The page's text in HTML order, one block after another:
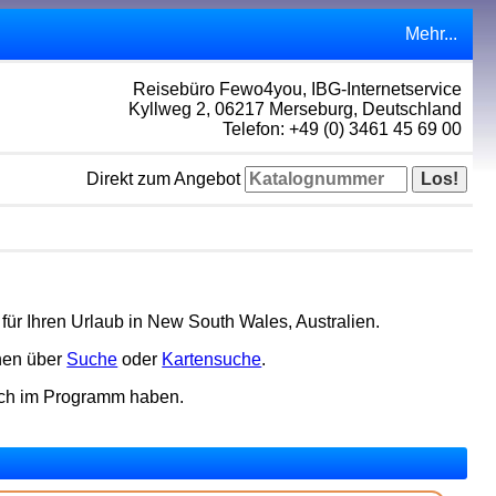
Mehr...
Reisebüro Fewo4you, IBG-Internetservice
Kyllweg 2, 06217 Merseburg, Deutschland
Telefon: +49 (0) 3461 45 69 00
Direkt zum Angebot
Ihren Urlaub in New South Wales, Australien.
über Suche oder Kartensuche.
im Programm haben.